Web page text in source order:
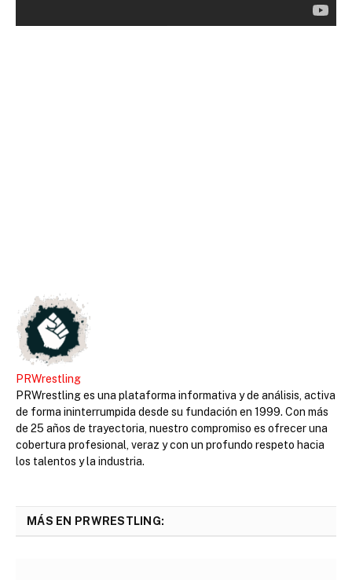
PRWrestling
PRWrestling es una plataforma informativa y de análisis, activa
de forma ininterrumpida desde su fundación en 1999. Con más
de 25 años de trayectoria, nuestro compromiso es ofrecer una
cobertura profesional, veraz y con un profundo respeto hacia
los talentos y la industria.
MÁS EN PRWRESTLING: